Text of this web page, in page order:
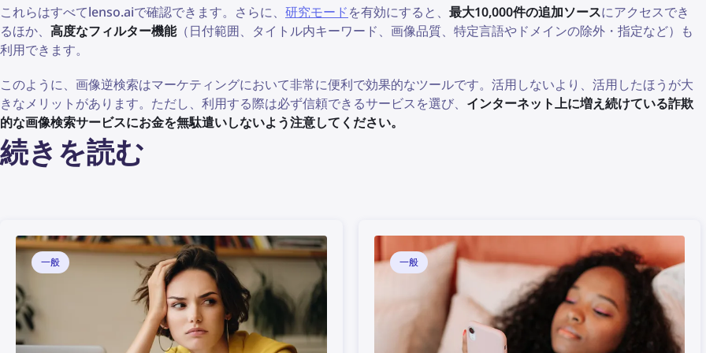
これらはすべてlenso.aiで確認できます。さらに、 研究モードを有効にすると、 最大10,000件の追加ソースにアクセスでき
るほか、 高度なフィルター機能（日付範囲、タイトル内キーワード、画像品質、特定言語やドメインの除外・指定など）も
利用できます。
このように、画像逆検索はマーケティングにおいて非常に便利で効果的なツールです。活用しないより、活用したほうが大
きなメリットがあります。ただし、利用する際は必ず信頼できるサービスを選び、 インターネット上に増え続けている詐欺
的な画像検索サービスにお金を無駄遣いしないよう注意してください。
続きを読む
一般 一般